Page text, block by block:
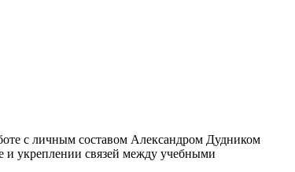
с личным составом Александром Дудником
и укреплении связей между учебными